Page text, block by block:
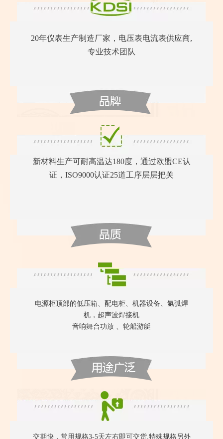
20年仪表生产制造厂家，电压表电流表供应商,
专业技术团队
新材料生产可耐高温达180度，通过欧盟CE认
证，ISO9000认证25道工序层层把关
电源柜顶部的低压箱、配电柜、机器设备、氩弧焊
机，超声波焊接机
音响舞台功放 、轮船游艇
交期快，常用规格3-5天左右即可交货,特殊规格另外